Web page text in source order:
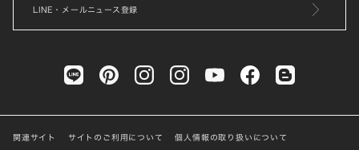
LINE・メールニュース登録
関連サイト サイトのご利用について 個人情報の取り扱いについて